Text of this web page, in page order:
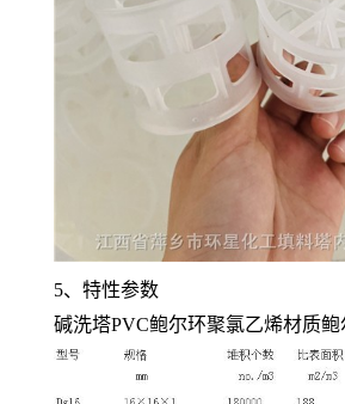
5、特性参数
碱洗塔PVC鲍尔环聚氯乙烯材质